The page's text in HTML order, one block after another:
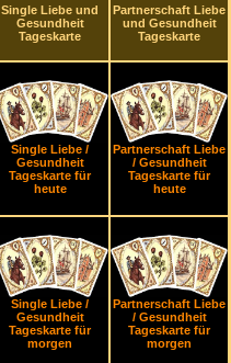
Single Liebe und
Gesundheit
Tageskarte
Partnerschaft Liebe
und Gesundheit
Tageskarte
Single Liebe /
Gesundheit
Tageskarte für
heute
Partnerschaft Liebe
/ Gesundheit
Tageskarte für
heute
Single Liebe /
Gesundheit
Tageskarte für
morgen
Partnerschaft Liebe
/ Gesundheit
Tageskarte für
morgen